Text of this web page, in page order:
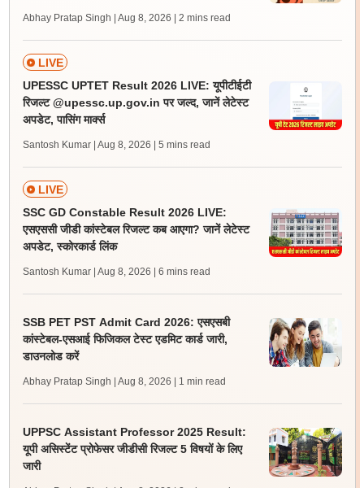
Abhay Pratap Singh | Aug 8, 2026 | 2 mins read
LIVE
UPESSC UPTET Result 2026 LIVE: यूपीटीईटी
रिजल्ट @upessc.up.gov.in पर जल्द, जानें लेटेस्ट
अपडेट, पासिंग मार्क्स
Santosh Kumar | Aug 8, 2026 | 5 mins read
LIVE
SSC GD Constable Result 2026 LIVE:
एसएससी जीडी कांस्टेबल रिजल्ट कब आएगा? जानें लेटेस्ट
अपडेट, स्कोरकार्ड लिंक
Santosh Kumar | Aug 8, 2026 | 6 mins read
SSB PET PST Admit Card 2026: एसएसबी
कांस्टेबल-एसआई फिजिकल टेस्ट एडमिट कार्ड जारी,
डाउनलोड करें
Abhay Pratap Singh | Aug 8, 2026 | 1 min read
UPPSC Assistant Professor 2025 Result:
यूपी असिस्टेंट प्रोफेसर जीडीसी रिजल्ट 5 विषयों के लिए
जारी